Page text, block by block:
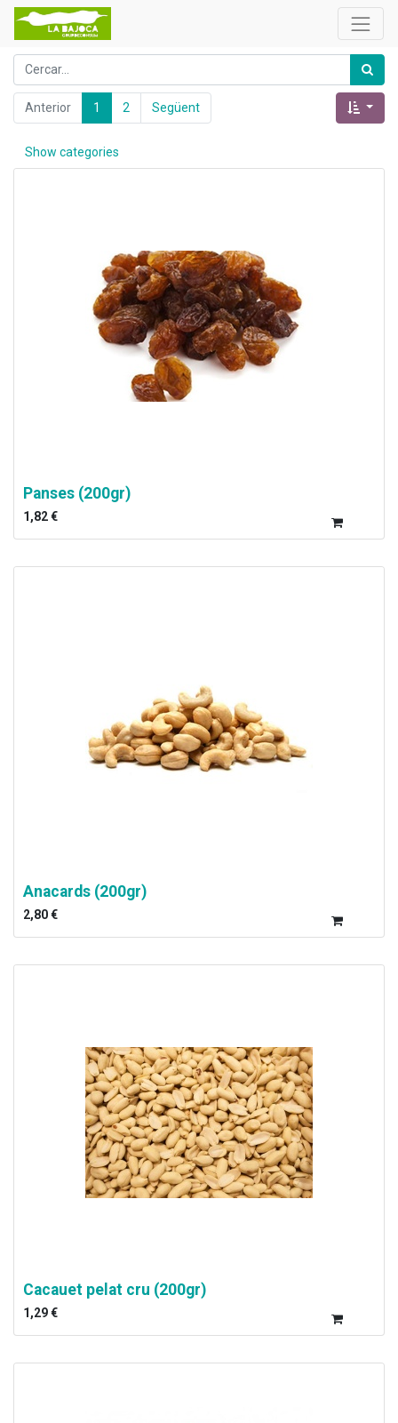
Anterior 1 2 Següent
Show categories
Panses (200gr)
1,82€
Anacards (200gr)
2,80€
Cacauet pelat cru (200gr)
1,29€